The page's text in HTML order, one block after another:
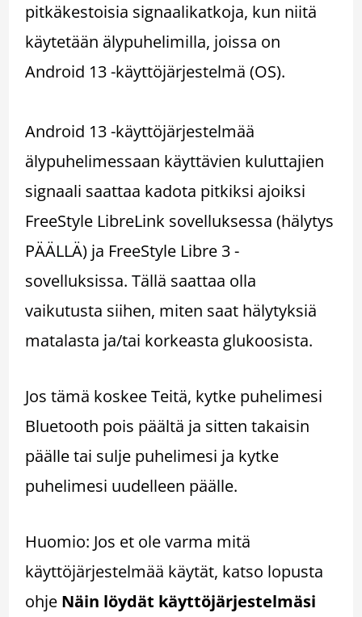
pitkäkestoisia signaalikatkoja, kun niitä
käytetään älypuhelimilla, joissa on
Android 13 -käyttöjärjestelmä (OS).
Android 13 -käyttöjärjestelmää
älypuhelimessaan käyttävien kuluttajien
signaali saattaa kadota pitkiksi ajoiksi
FreeStyle LibreLink sovelluksessa (hälytys
PÄÄLLÄ) ja FreeStyle Libre 3 -
sovelluksissa. Tällä saattaa olla
vaikutusta siihen, miten saat hälytyksiä
matalasta ja/tai korkeasta glukoosista.
Jos tämä koskee Teitä, kytke puhelimesi
Bluetooth pois päältä ja sitten takaisin
päälle tai sulje puhelimesi ja kytke
puhelimesi uudelleen päälle.
Huomio: Jos et ole varma mitä
käyttöjärjestelmää käytät, katso lopusta
ohje Näin löydät käyttöjärjestelmäsi